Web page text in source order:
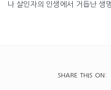
나 살인자의 인생에서 거듭난 생
SHARE THIS ON :